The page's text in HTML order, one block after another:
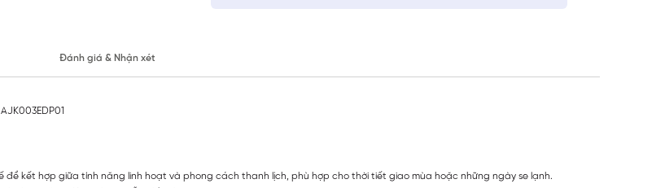
Đánh giá & Nhận xét
để kết hợp giữa tính năng linh hoạt và phong cách thanh lịch, phù hợp cho thời tiết giao mùa hoặc những ngày se lạnh.